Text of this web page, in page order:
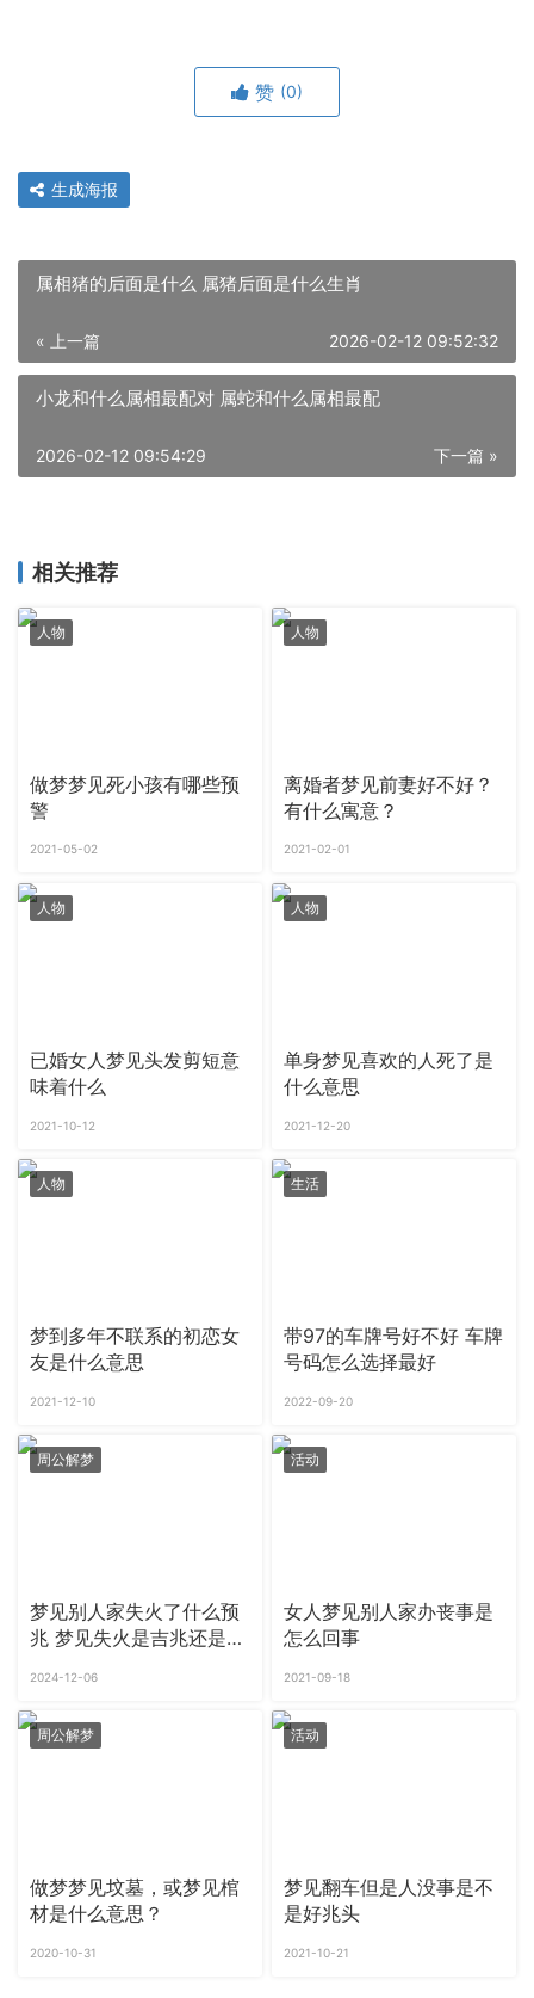
赞 (0)
生成海报
属相猪的后面是什么 属猪后面是什么生肖
« 上一篇 2026-02-12 09:52:32
小龙和什么属相最配对 属蛇和什么属相最配
下一篇 »
2026-02-12 09:54:29
相关推荐
人物
做梦梦见死小孩有哪些预
警
2021-05-02
人物
离婚者梦见前妻好不好？
有什么寓意？
2021-02-01
人物
已婚女人梦见头发剪短意
味着什么
2021-10-12
人物
单身梦见喜欢的人死了是
什么意思
2021-12-20
人物
梦到多年不联系的初恋女
友是什么意思
2021-12-10
生活
带97的车牌号好不好 车牌
号码怎么选择最好
2022-09-20
周公解梦
梦见别人家失火了什么预
兆 梦见失火是吉兆还是凶
2024-12-06
活动
女人梦见别人家办丧事是
怎么回事
2021-09-18
周公解梦
做梦梦见坟墓，或梦见棺
材是什么意思？
2020-10-31
活动
梦见翻车但是人没事是不
是好兆头
2021-10-21